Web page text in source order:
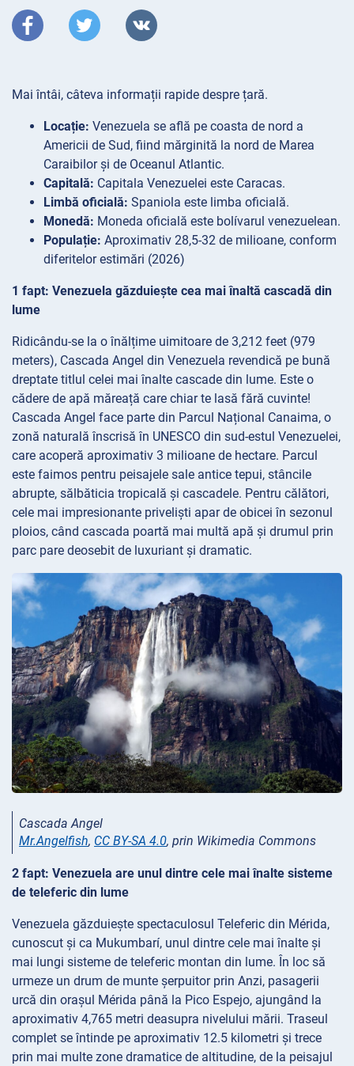
Mai întâi, câteva informații rapide despre țară.
Locație: Venezuela se află pe coasta de nord a
Americii de Sud, fiind mărginită la nord de Marea
Caraibilor și de Oceanul Atlantic.
Capitală: Capitala Venezuelei este Caracas.
Limbă oficială: Spaniola este limba oficială.
Monedă: Moneda oficială este bolívarul venezuelean.
Populație: Aproximativ 28,5-32 de milioane, conform
diferitelor estimări (2026)
1 fapt: Venezuela găzduiește cea mai înaltă cascadă din
lume
Ridicându-se la o înălțime uimitoare de 3,212 feet (979
meters), Cascada Angel din Venezuela revendică pe bună
dreptate titlul celei mai înalte cascade din lume. Este o
cădere de apă măreață care chiar te lasă fără cuvinte!
Cascada Angel face parte din Parcul Național Canaima, o
zonă naturală înscrisă în UNESCO din sud-estul Venezuelei,
care acoperă aproximativ 3 milioane de hectare. Parcul
este faimos pentru peisajele sale antice tepui, stâncile
abrupte, sălbăticia tropicală și cascadele. Pentru călători,
cele mai impresionante priveliști apar de obicei în sezonul
ploios, când cascada poartă mai multă apă și drumul prin
parc pare deosebit de luxuriant și dramatic.
Cascada Angel
Mr.Angelfish, CC BY-SA 4.0, prin Wikimedia Commons
2 fapt: Venezuela are unul dintre cele mai înalte sisteme
de teleferic din lume
Venezuela găzduiește spectaculosul Teleferic din Mérida,
cunoscut și ca Mukumbarí, unul dintre cele mai înalte și
mai lungi sisteme de teleferic montan din lume. În loc să
urmeze un drum de munte șerpuitor prin Anzi, pasagerii
urcă din orașul Mérida până la Pico Espejo, ajungând la
aproximativ 4,765 metri deasupra nivelului mării. Traseul
complet se întinde pe aproximativ 12.5 kilometri și trece
prin mai multe zone dramatice de altitudine, de la peisajul